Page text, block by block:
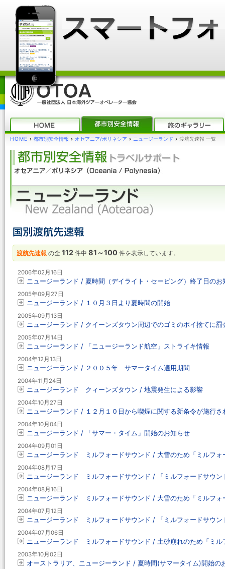
HOME › 都市別安全情報 › オセアニア/ポリネシア › ニュージーランド › 渡航先速報 一覧
渡航先速報 の全 112 件中 81～100 件を表示しています。
2006年02月16日
ニュージーランド / 夏時間（デイライト・セービング）終了日のお
2005年09月27日
ニュージーランド / １０月３日より夏時間の開始
2005年09月13日
ニュージーランド / クイーンズタウン周辺でのゴミのポイ捨てに罰
2005年07月14日
ニュージーランド / 「ニュージーランド航空」ストライキ情報
2004年12月13日
ニュージーランド / ２００５年 サマータイム適用期間
2004年11月24日
ニュージーランド クィーンズタウン / 地震発生による影響
2004年10月27日
ニュージーランド / １２月１０日から喫煙に関する新条令が施行さ
2004年10月04日
ニュージーランド / 「サマー・タイム」開始のお知らせ
2004年09月01日
ニュージーランド ミルフォードサウンド / 大雪のため「ミルフォ
2004年08月17日
ニュージーランド ミルフォードサウンド / 「ミルフォードサウン
2004年08月16日
ニュージーランド ミルフォードサウンド / 大雪のため「ミルフォ
2004年07月12日
ニュージーランド ミルフォードサウンド / 「ミルフォードサウン
2004年07月06日
ニュージーランド ミルフォードサウンド / 土砂崩れのため「ミル
2003年10月02日
オーストラリア、ニュージーランド / 夏時間(サマータイム)開始の